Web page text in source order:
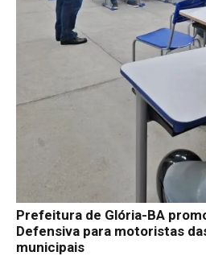
Prefeitura de Glória-BA
Defensiva para motoristas
municipais